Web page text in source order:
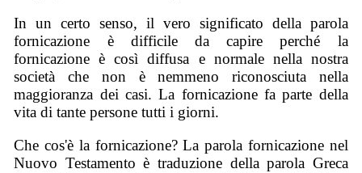
In un certo senso, il vero significato della parola
fornicazione è difficile da capire perché la
fornicazione è così diffusa e normale nella nostra
società che non è nemmeno riconosciuta nella
maggioranza dei casi. La fornicazione fa parte della
vita di tante persone tutti i giorni.
Che cos'è la fornicazione? La parola fornicazione nel
Nuovo Testamento è traduzione della parola Greca